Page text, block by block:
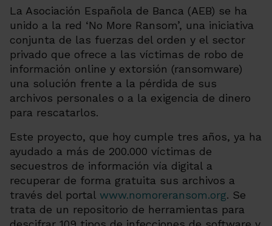
La Asociación Española de Banca (AEB) se ha
unido a la red ‘No More Ransom’, una iniciativa
conjunta de las fuerzas del orden y el sector
privado que ofrece a las víctimas de robo de
información online y extorsión (ransomware)
una solución frente a la pérdida de sus
archivos personales o a la exigencia de dinero
para rescatarlos.
Este proyecto, que hoy cumple tres años, ya ha
ayudado a más de 200.000 víctimas de
secuestros de información vía digital a
recuperar de forma gratuita sus archivos a
través del portal www.nomoreransom.org. Se
trata de un repositorio de herramientas para